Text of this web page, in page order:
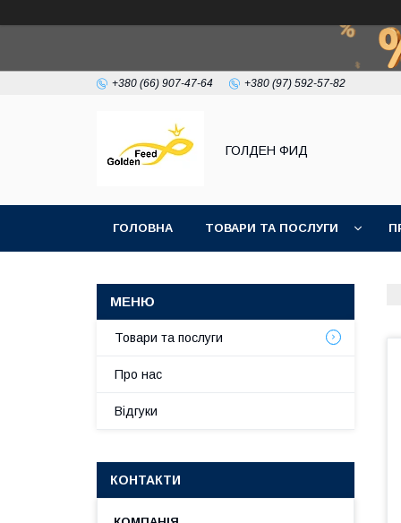
+380 (66) 907-47-64 +380 (97) 592-57-82
ГОЛДЕН ФИД
ГОЛОВНА ТОВАРИ ТА ПОСЛУГИ
Товари та послуги
Про нас
Відгуки
КОНТАКТИ